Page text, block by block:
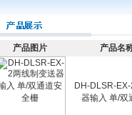
产品图片 产品名
DH-DLSR-
器输入 单/双